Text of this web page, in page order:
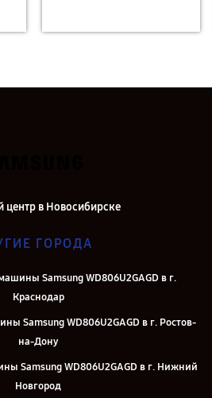
центр в Новосибирске
ГОРОДА
Samsung WD806U2GAGD в г.
Краснодар
Samsung WD806U2GAGD в г. Ростов-
на-Дону
Samsung WD806U2GAGD в г. Нижний
Новгород